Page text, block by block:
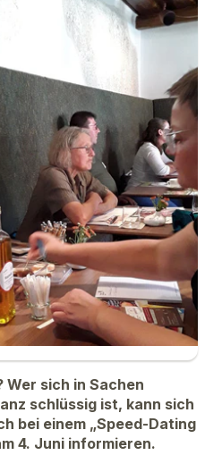
Wer sich in Sachen
schlüssig ist, kann sich
bei einem „Speed-Dating
4. Juni informieren.